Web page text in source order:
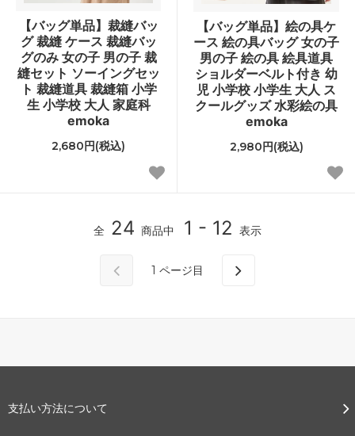
【バッグ単品】裁縫バッ
グ 裁縫 ケース 裁縫バッ
グのみ 女の子 男の子 裁
縫セット ソーイングセッ
ト 裁縫道具 裁縫箱 小学
生 小学校 大人 家庭科
emoka
2,680円(税込)
【バッグ単品】絵の具ケ
ース 絵の具バッグ 女の子
男の子 絵の具 絵具道具
ショルダーベルト付き 幼
児 小学校 小学生 大人 ス
クールグッズ 水彩絵の具
emoka
2,980円(税込)
全 24 商品中 1 - 12 表示
1 ページ目
支払い方法について